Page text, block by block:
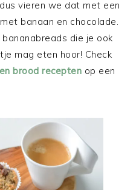
vieren we dat met een
banaan en chocolade.
die je ook
mag eten hoor! Check
brood recepten op een